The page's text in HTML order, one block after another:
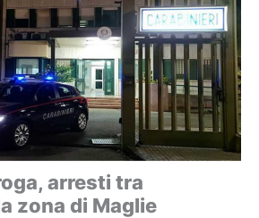
arresti tra
zona di Maglie